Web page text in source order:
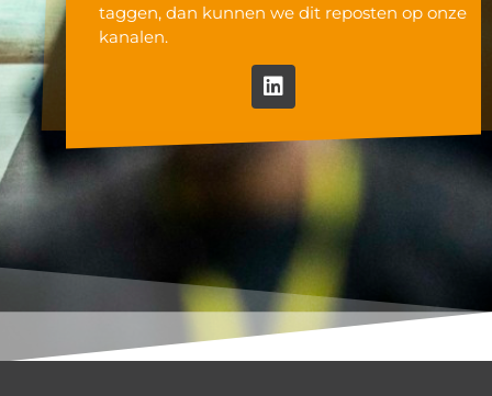
taggen, dan kunnen we dit reposten op onze
kanalen.